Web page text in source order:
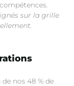
sur la grille
nos 48 % de